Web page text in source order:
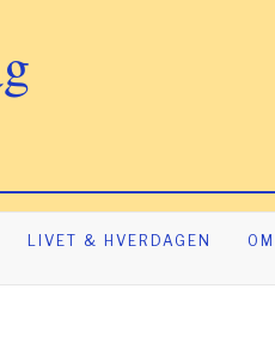
LIVET & HVERDAGEN OM